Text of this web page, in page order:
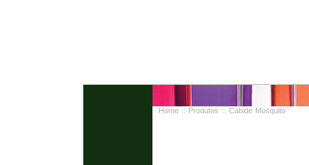
Home:: Produtos :: Cabide Mosquito